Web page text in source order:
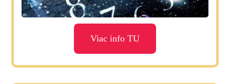
Viac info TU